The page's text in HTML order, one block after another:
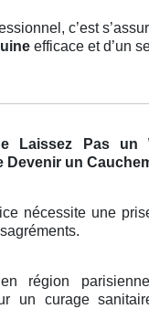
c’est
efficace et d’un
Laissez Pas un
Devenir un
nécessite une
région
un curage